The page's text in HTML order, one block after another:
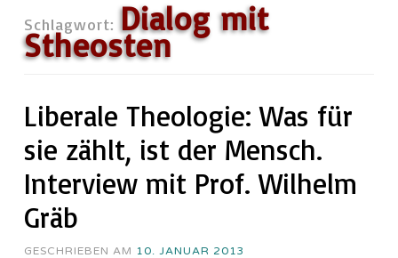
Schlagwort: Dialog mit
Stheosten
Liberale Theologie: Was für
sie zählt, ist der Mensch.
Interview mit Prof. Wilhelm
Gräb
GESCHRIEBEN AM 10. JANUAR 2013